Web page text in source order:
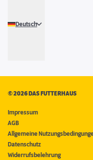
Deutsch
©2026 DAS FUTTERHAUS
Impressum
AGB
Allgemeine
Datenschutz
Widerrufsbelehrung